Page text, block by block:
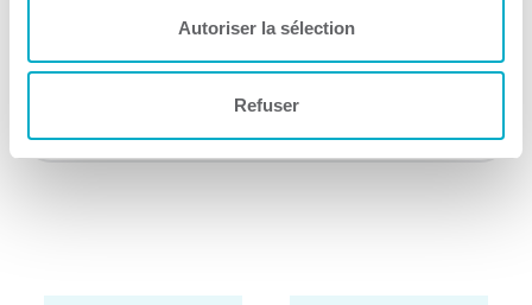
Autoriser la sélection
Refuser